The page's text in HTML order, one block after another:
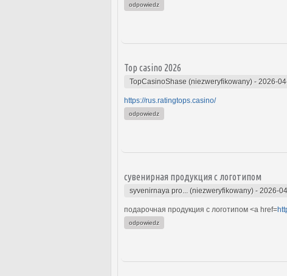
odpowiedz
Top casino 2026
TopCasinoShase (niezweryfikowany) - 2026-
https://rus.ratingtops.casino/
odpowiedz
сувенирная продукция с логотипом
syvenirnaya pro... (niezweryfikowany) - 2026-
подарочная продукция с логотипом <a href=
odpowiedz